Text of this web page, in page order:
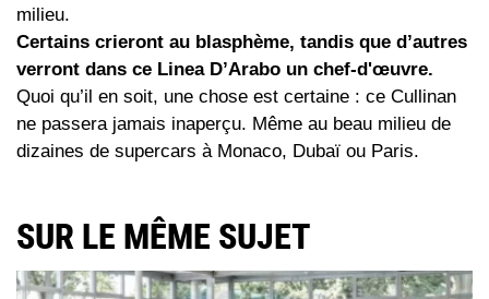
milieu.
Certains crieront au blasphème, tandis que d’autres
verront dans ce Linea D’Arabo un chef-d'œuvre.
Quoi qu’il en soit, une chose est certaine : ce Cullinan
ne passera jamais inaperçu. Même au beau milieu de
dizaines de supercars à Monaco, Dubaï ou Paris.
SUR LE MÊME SUJET